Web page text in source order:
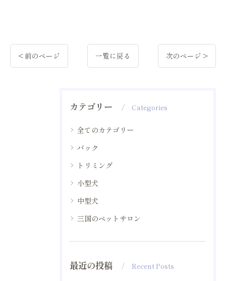
< 前のページ 一覧に戻る 次のページ >
カテゴリー Categories
全てのカテゴリー
パック
トリミング
小型犬
中型犬
三国のペットサロン
最近の投稿 Recent Posts